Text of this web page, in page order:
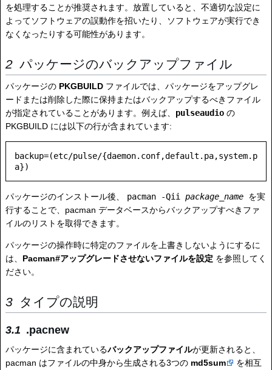
を処理することが推奨されます。放置していると、不適切な設定に
よってソフトウェアの誤動作を招いたり、ソフトウェアが実行でき
なくなったりする可能性があります。
パッケージのバックアップファイル
パッケージの PKGBUILD ファイルでは、パッケージをアップグレ
ードまたは削除した際に保持またはバックアップするべきファイル
が指定されていることがあります。例えば、 pulseaudio の
PKGBUILD には以下の行が含まれています:
backup=(etc/pulse/{daemon.conf,default.pa,system.p
パッケージのインストール後、 pacman -Qiipackage_name を実
行することで、pacman データベースからバックアップすべきファ
イルのリストを取得できます。
パッケージの操作時に特定のファイルを上書きしないようにするに
は、 Pacman#アップグレードさせないファイルを設定 を参照してく
ださい。
タイプの説明
.pacnew
パッケージに含まれているバックアップファイルが更新されると、
pacman はファイルの中身から生成される3つの md5sum
を相互